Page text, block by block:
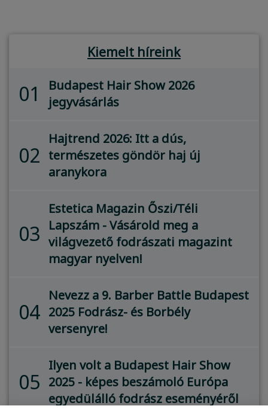
Kiemelt híreink
01
Budapest Hair Show 2026
jegyvásárlás
02
Hajtrend 2026: Itt a dús,
természetes göndör haj új
aranykora
03
Estetica Magazin Őszi/Téli
Lapszám - Vásárold meg a
világvezető fodrászati magazint
magyar nyelven!
04
Nevezz a 9. Barber Battle Budapest
2025 Fodrász- és Borbély
versenyre!
05
Ilyen volt a Budapest Hair Show
2025 - képes beszámoló Európa
egyedülálló fodrász eseményéről